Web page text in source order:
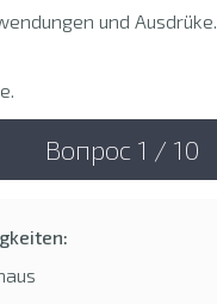
und Ausdrüke.
Вопрос 1 / 10